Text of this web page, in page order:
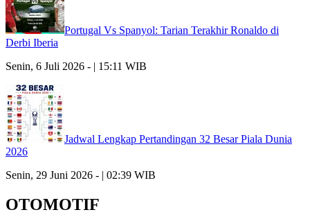
Portugal Vs Spanyol: Tarian Terakhir Ronaldo di
Derbi Iberia
Senin, 6 Juli 2026 - | 15:11 WIB
Jadwal Lengkap Pertandingan 32 Besar Piala Dunia
2026
Senin, 29 Juni 2026 - | 02:39 WIB
OTOMOTIF